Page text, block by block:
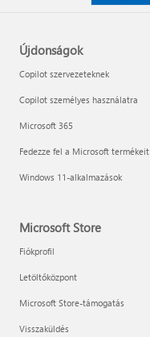
Újdonságok
Copilot szervezeteknek
Copilot személyes használatra
Microsoft 365
Fedezze fel a Microsoft termékeit
Windows 11-alkalmazások
Microsoft Store
Fiókprofil
Letöltőközpont
Microsoft Store-támogatás
Visszaküldés